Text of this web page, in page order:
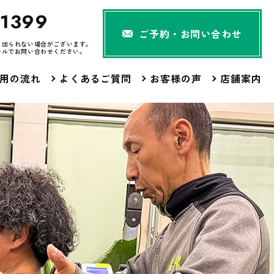
られない場合がございます。
でお問い合わせください。
ご予約・お問い合わせ
の流れ よくあるご質問 お客様の声 店舗案内